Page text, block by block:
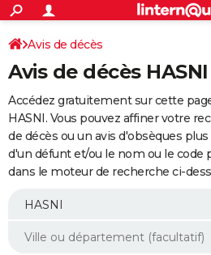
ACTUALITÉS
Politique
Société
Faits Divers
Education
Monde
Villes
+
SPORT
Coupe du monde 2026
Football
Tennis
Cyclisme
Rugby
Forum
Programme TV
TNT
Streaming
Cinéma
Sorties cinéma
Musique
+
FINANCE
Retraite
Impôts
Epargne
Immobilier
Risques naturels par ville
Banque
Assurance
Crédit
AUTO
Essais
Réserver un essai
Citadines
Berlines
SUV
Forum auto
+
Mobiles
Meilleur smartphone
Internet
Ordinateurs
Jeux vidéo
Guide high-tech
Aménagement intérieur
Avis de décès
Avis de décès HASNI
Accédez gratuitement sur cette
HASNI. Vous pouvez affiner votre
de décès ou un avis d'obsèques
d'un défunt et/ou le nom ou le code
dans le moteur de recherche ci-